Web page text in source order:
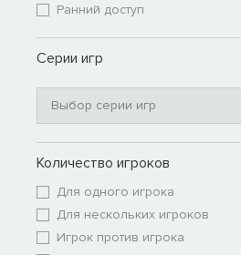
Ранний доступ
Серии игр
Выбор серии игр
Количество игроков
Для одного игрока
Для нескольких игроков
Игрок против игрока